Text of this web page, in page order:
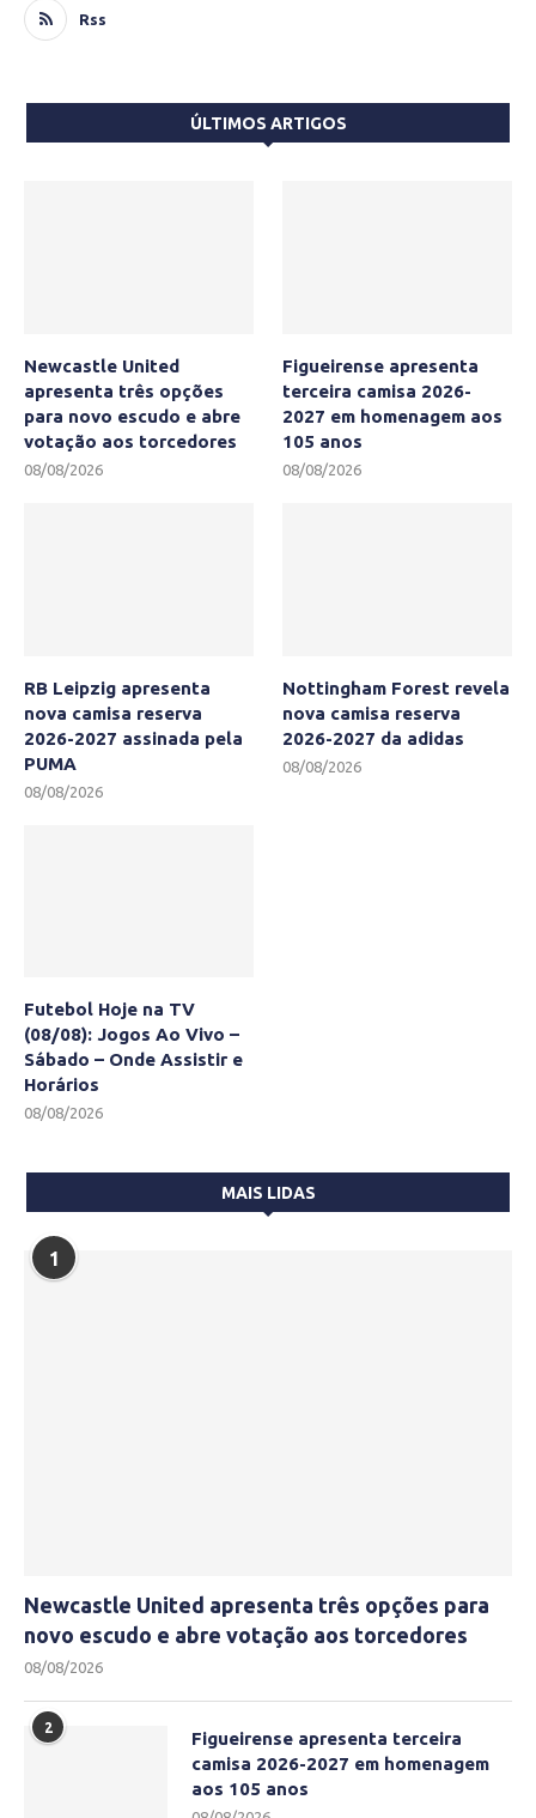
Rss
ÚLTIMOS ARTIGOS
Newcastle United
apresenta três opções
para novo escudo e abre
votação aos torcedores
08/08/2026
Figueirense apresenta
terceira camisa 2026-
2027 em homenagem aos
105 anos
08/08/2026
RB Leipzig apresenta
nova camisa reserva
2026-2027 assinada pela
PUMA
08/08/2026
Nottingham Forest revela
nova camisa reserva
2026-2027 da adidas
08/08/2026
Futebol Hoje na TV
(08/08): Jogos Ao Vivo –
Sábado – Onde Assistir e
Horários
08/08/2026
MAIS LIDAS
1
Newcastle United apresenta três opções para
novo escudo e abre votação aos torcedores
08/08/2026
2
Figueirense apresenta terceira
camisa 2026-2027 em homenagem
aos 105 anos